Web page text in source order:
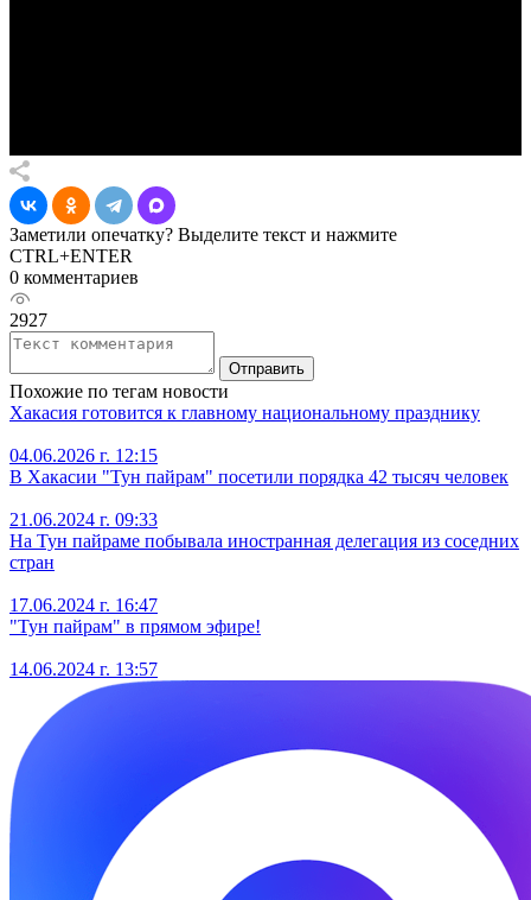
Заметили опечатку? Выделите текст и нажмите
CTRL+ENTER
0 комментариев
2927
Отправить
Похожие по тегам новости
Хакасия готовится к главному национальному празднику
04.06.2026 г. 12:15
В Хакасии "Тун пайрам" посетили порядка 42 тысяч человек
21.06.2024 г. 09:33
На Тун пайраме побывала иностранная делегация из соседних
стран
17.06.2024 г. 16:47
"Тун пайрам" в прямом эфире!
14.06.2024 г. 13:57